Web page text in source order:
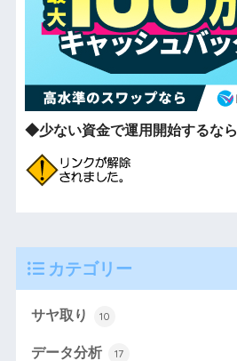
◆少ない資金で運用開始するなら
カテゴリー
サヤ取り 10
データ分析 17